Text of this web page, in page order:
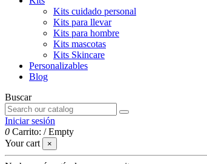
Kits cuidado personal
Kits para llevar
Kits para hombre
Kits mascotas
Kits Skincare
Personalizables
Blog
Buscar
Iniciar sesión
0 Carrito: /Empty
Your cart
×